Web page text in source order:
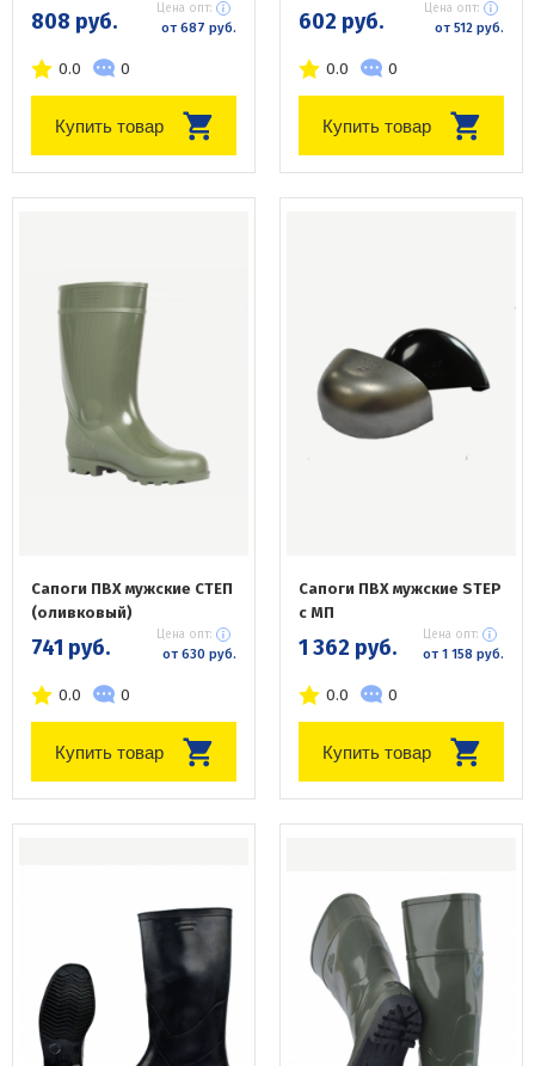
808 руб. Цена опт:
от 687 руб.
0.0 0
Купить товар
602 руб. Цена опт:
от 512 руб.
0.0 0
Купить товар
Сапоги ПВХ мужские СТЕП
(оливковый)
741 руб. Цена опт:
от 630 руб.
0.0 0
Купить товар
Сапоги ПВХ мужские STEP
с МП
1 362 руб. Цена опт:
от 1 158 руб.
0.0 0
Купить товар